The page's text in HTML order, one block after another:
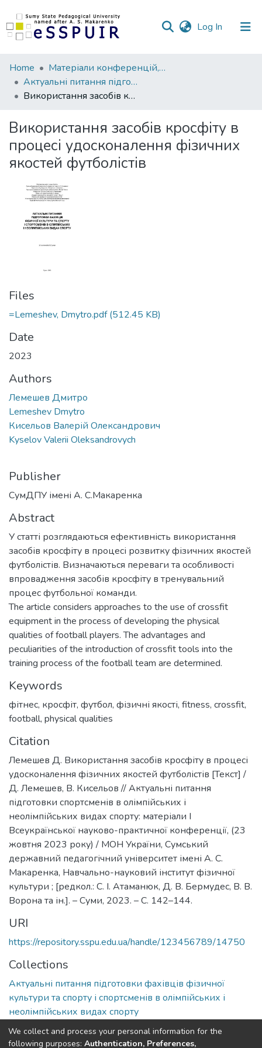
Log In (current)
Communities
&
Collections
Statistics
Home
Матеріали конференцій, семінарів, читань
Актуальні питання підготовки фахівців фізичної культури та спорту і спортсменів в олімпійських і неолімпійських видах спорту
Використання засобів кросфіту в процесі удосконалення фізичних якостей футболістів
Використання засобів кросфіту в
процесі удосконалення фізичних
якостей футболістів
Files
=Lemeshev, Dmytro.pdf(512.45 KB)
Date
2023
Authors
Лемешев Дмитро
Lemeshev Dmytro
Кисельов Валерій Олександрович
Kyselov Valerii Oleksandrovych
Publisher
СумДПУ імені А. С.Макаренка
Abstract
У статті розглядаються ефективність використання
засобів кросфіту в процесі розвитку фізичних якостей
футболістів. Визначаються переваги та особливості
впровадження засобів кросфіту в тренувальний
процес футбольної команди.
The article considers approaches to the use of crossfit
equipment in the process of developing the physical
qualities of football players. The advantages and
peculiarities of the introduction of crossfit tools into the
training process of the football team are determined.
Keywords
фітнес, кросфіт, футбол, фізичні якості, fitness, crossfit,
football, physical qualities
Citation
Лемешев Д. Використання засобів кросфіту в процесі
удосконалення фізичних якостей футболістів [Текст] /
Д. Лемешев, В. Кисельов // Актуальні питання
підготовки спортсменів в олімпійських і
неолімпійських видах спорту: матеріали І
Всеукраїнської науково-практичної конференції, (23
жовтня 2023 року) / МОН України, Сумський
державний педагогічний університет імені А. С.
Макаренка, Навчально-науковий інститут фізичної
культури ; [редкол.: С. І. Атаманюк, Д. В. Бермудес, В. В.
Ворона та ін.]. – Суми, 2023. – С. 142–144.
URI
https://repository.sspu.edu.ua/handle/123456789/14750
Collections
Актуальні питання підготовки фахівців фізичної
культури та спорту і спортсменів в олімпійських і
неолімпійських видах спорту
Full item page Google Scholar
We collect and process your personal information for the
following purposes: Authentication, Preferences,